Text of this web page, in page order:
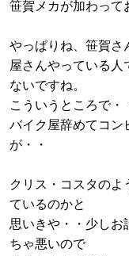
笹賀メカが加わって
やっぱりね、笹賀さ
屋さんやっている人
ないですね。
こういうところで・
バイク屋辞めてコン
が・・
クリス・コスタのよ
ているのかと
思いきや・・少しお
ちゃ悪いので